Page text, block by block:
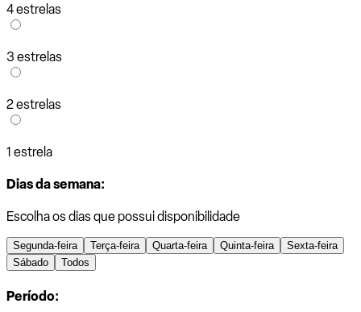
4 estrelas
3 estrelas
2 estrelas
1 estrela
Dias da semana:
Escolha os dias que possui disponibilidade
Segunda-feira Terça-feira Quarta-feira Quinta-feira
Sexta-feira
Sábado
Todos
Período: